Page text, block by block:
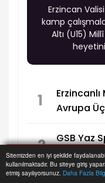
Sitemizden en iyi şekilde
kullanılmaktadır. Bu siteye giriş
etmiş sayılıyorsunuz. Daha Fazla
Erzincan
kamp
Altı (U15)
1
Avrupa
2
GSB Yaz
görüyor
Anasayfa Yazarlar